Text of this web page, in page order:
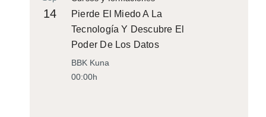
14
Pierde El Miedo A La
Tecnología Y Descubre El
Poder De Los Datos
BBK Kuna
00:00h